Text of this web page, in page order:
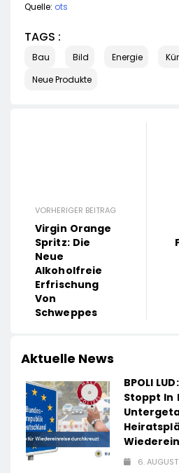
Quelle: ots
TAGS :
Bau Bild Energie
Neue Produkte
VORHERIGER BEITRAG
Virgin Orange
Spritz: Die
Neue
Alkoholfreie
Erfrischung
Von
Schweppes
Aktuelle News
BPOLI
Stoppt In
6.